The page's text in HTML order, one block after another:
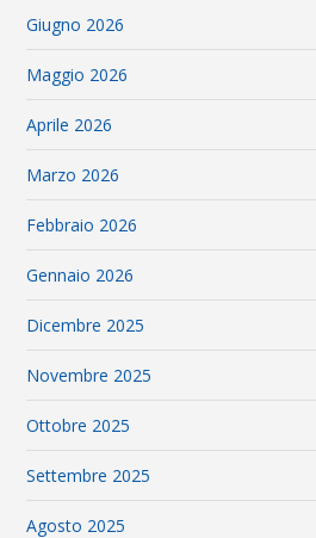
Giugno 2026
Maggio 2026
Aprile 2026
Marzo 2026
Febbraio 2026
Gennaio 2026
Dicembre 2025
Novembre 2025
Ottobre 2025
Settembre 2025
Agosto 2025